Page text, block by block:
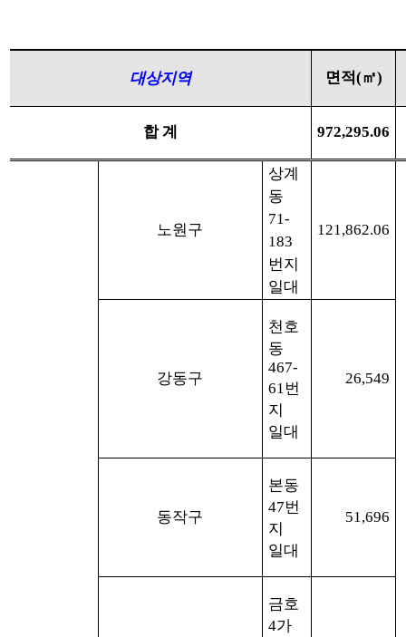
대상지역 면적(㎡)
합 계 972,295.06
노원구
상계
동
71-
183
번지
일대
121,862.06
강동구
천호
동
467-
61 번
지
일대
26,549
동작구
본동
47번
지
일대
51,696
금호
4가